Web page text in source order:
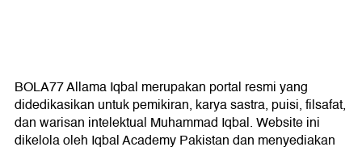
BOLA77 Allama Iqbal merupakan portal resmi yang
didedikasikan untuk pemikiran, karya sastra, puisi, filsafat,
dan warisan intelektual Muhammad Iqbal. Website ini
dikelola oleh Iqbal Academy Pakistan dan menyediakan